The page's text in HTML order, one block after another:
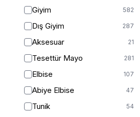
Giyim 582
Dış Giyim 287
Aksesuar 21
Tesettür Mayo 281
Elbise 107
Abiye Elbise 47
Tunik 54